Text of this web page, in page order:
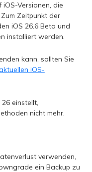
Versionen, die
Zeitpunkt der
iOS 26.6 Beta und
installiert werden.
kann, sollten Sie
iOS-
einstellt,
nicht mehr.
verwenden,
ein Backup zu